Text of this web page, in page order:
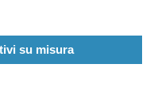
su misura